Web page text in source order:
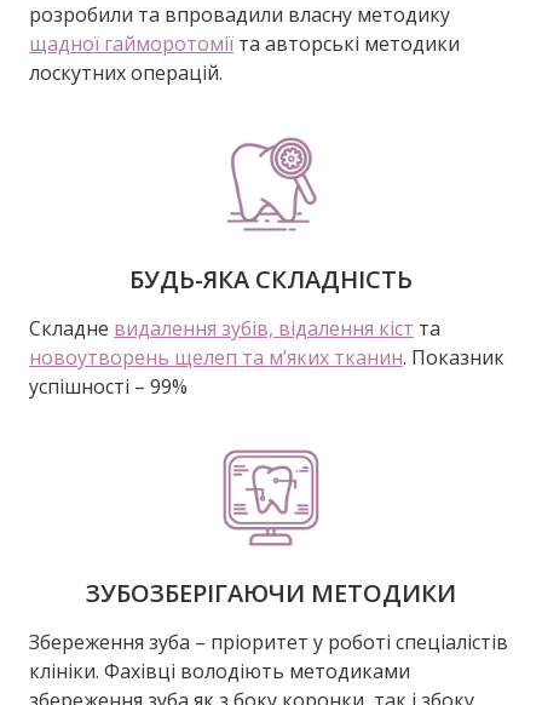
розробили та впровадили власну методику
щадної гайморотоміїта авторські методики
лоскутних операцій.
БУДЬ-ЯКА СКЛАДНІСТЬ
Складне видалення зубів, відалення кіст та
новоутворень щелеп та м’яких тканин. Показник
успішності – 99%
ЗУБОЗБЕРІГАЮЧИ МЕТОДИКИ
Збереження зуба – пріоритет у роботі спеціалістів
клініки. Фахівці володіють методиками